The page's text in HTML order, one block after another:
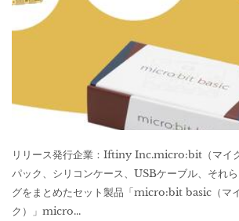
リリース発行企業：Iftiny Inc.micro:bit（マイ
パック、シリコンケース、USBケーブル、それ
グをまとめたセット製品「micro:bit basic（マ
ク）」micro...